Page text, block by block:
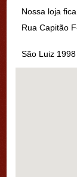
Nossa loja
Rua Capitão
São Luiz